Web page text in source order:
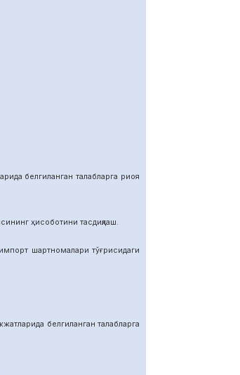
белгиланган талабларга риоя
ҳисоботини тасдиқлаш.
шартномалари тўғрисидаги
белгиланган талабларга